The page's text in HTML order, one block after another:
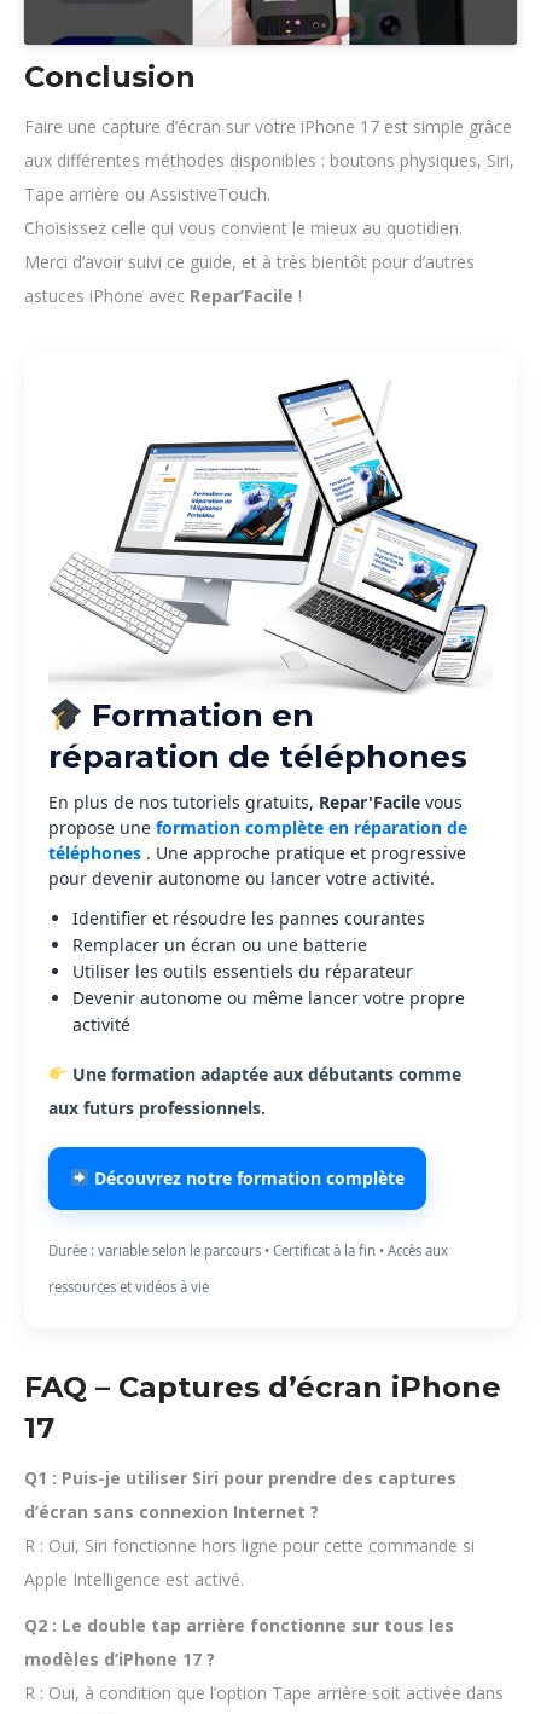
Conclusion
Faire une capture d’écran sur votre iPhone 17 est simple grâce
aux différentes méthodes disponibles : boutons physiques, Siri,
Tape arrière ou AssistiveTouch.
Choisissez celle qui vous convient le mieux au quotidien.
Merci d’avoir suivi ce guide, et à très bientôt pour d’autres
astuces iPhone avec Repar’Facile !
Formation en
réparation de téléphones
En plus de nos tutoriels gratuits, Repar'Facile vous
propose une formation complète en réparation de
téléphones . Une approche pratique et progressive
pour devenir autonome ou lancer votre activité.
Identifier et résoudre les pannes courantes
Remplacer un écran ou une batterie
Utiliser les outils essentiels du réparateur
Devenir autonome ou même lancer votre propre
activité
Une formation adaptée aux débutants comme
aux futurs professionnels.
Découvrez notre formation complète
Durée : variable selon le parcours • Certificat à la fin • Accès aux
ressources et vidéos à vie
FAQ – Captures d’écran iPhone
17
Q1 : Puis-je utiliser Siri pour prendre des captures
d’écran sans connexion Internet ?
R : Oui, Siri fonctionne hors ligne pour cette commande si
Apple Intelligence est activé.
Q2 : Le double tap arrière fonctionne sur tous les
modèles d’iPhone 17 ?
R : Oui, à condition que l’option Tape arrière soit activée dans